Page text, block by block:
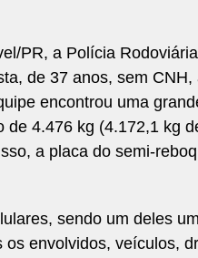
PR, a Polícia
de 37 anos, sem
encontrou uma
4.476 kg (4.172,1 kg
a placa do semi-
sendo um deles
envolvidos, veículos,